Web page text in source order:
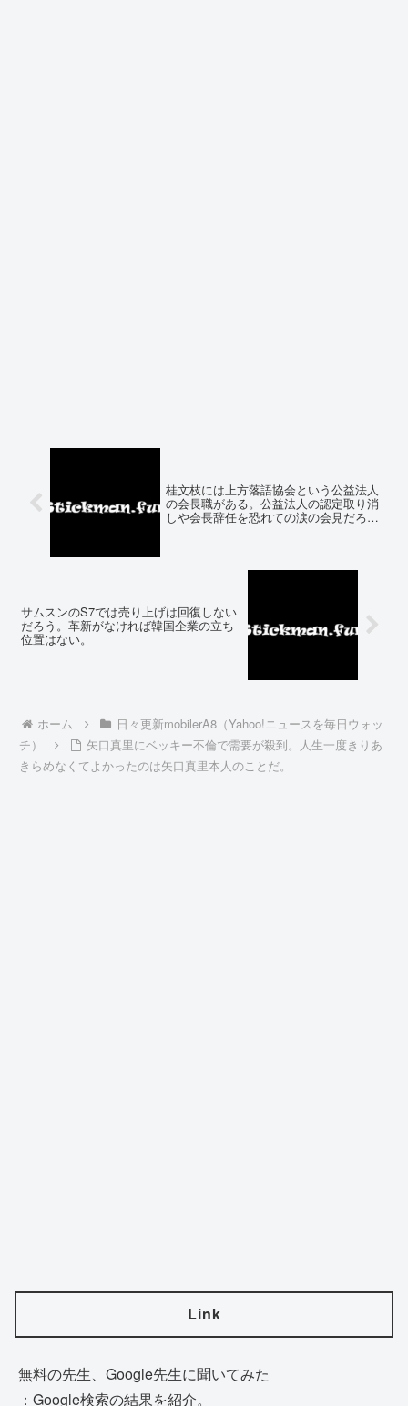
桂文枝には上方落語協会という公益法人
の会長職がある。公益法人の認定取り消
しや会長辞任を恐れての涙の会見だろ
サムスンのS7では売り上げは回復しない
だろう。革新がなければ韓国企業の立ち
位置はない。
ホーム
日々更新mobilerA8（Yahoo!ニュースを毎日ウォッ
チ）
矢口真里にベッキー不倫で需要が殺到。人生一度きりあ
きらめなくてよかったのは矢口真里本人のことだ。
Link
無料の先生、Google先生に聞いてみた
：Google検索の結果を紹介。